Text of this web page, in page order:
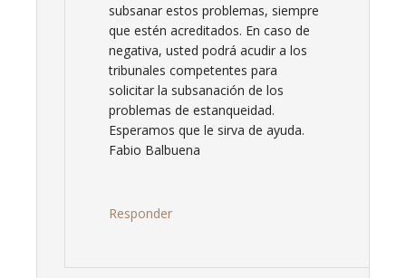
subsanar estos problemas, siempre
que estén acreditados. En caso de
negativa, usted podrá acudir a los
tribunales competentes para
solicitar la subsanación de los
problemas de estanqueidad.
Esperamos que le sirva de ayuda.
Fabio Balbuena
Responder